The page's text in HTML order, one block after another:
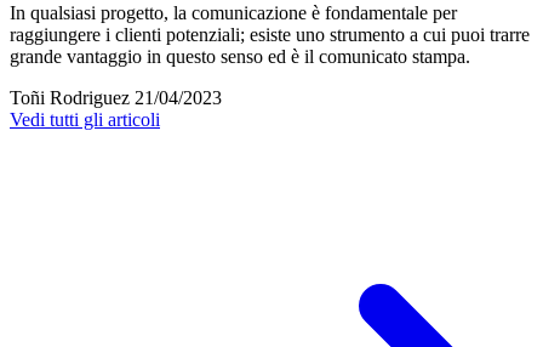
In qualsiasi progetto, la comunicazione è fondamentale per
raggiungere i clienti potenziali; esiste uno strumento a cui puoi trarre
grande vantaggio in questo senso ed è il comunicato stampa.
Toñi Rodriguez 21/04/2023
Vedi tutti gli articoli